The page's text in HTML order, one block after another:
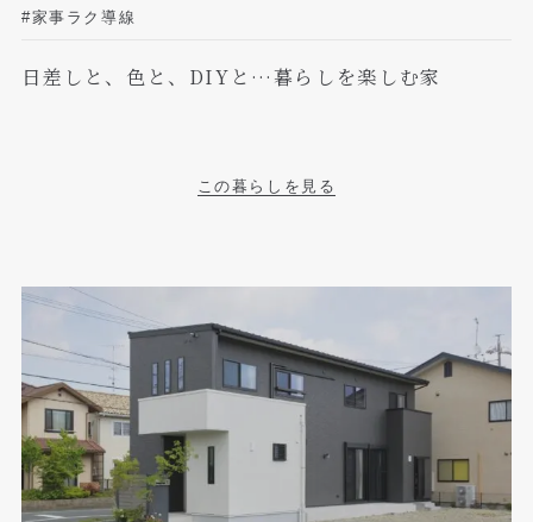
#家事ラク導線
日差しと、色と、DIYと…暮らしを楽しむ家
この暮らしを見る